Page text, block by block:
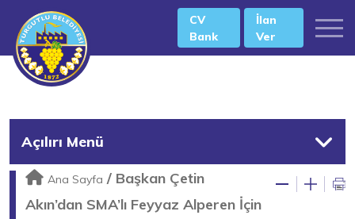
CV
Bank
İlan
Ver
Açılırı Menü
Ana Sayfa / Başkan Çetin
Akın’dan SMA’lı Feyyaz Alperen İçin